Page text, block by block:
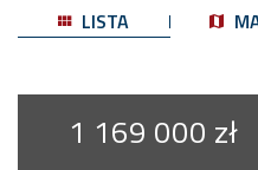
LISTA
1 169 000 zł